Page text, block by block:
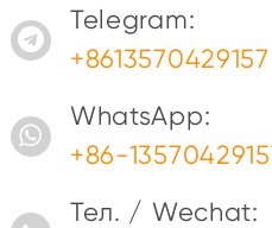
Telegram:
+8613570429157
WhatsApp:
+86-
Тел. / Wechat: